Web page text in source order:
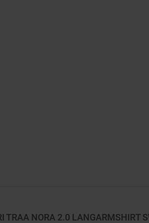
TRAA NORA 2.0 LANGARMSHIRT